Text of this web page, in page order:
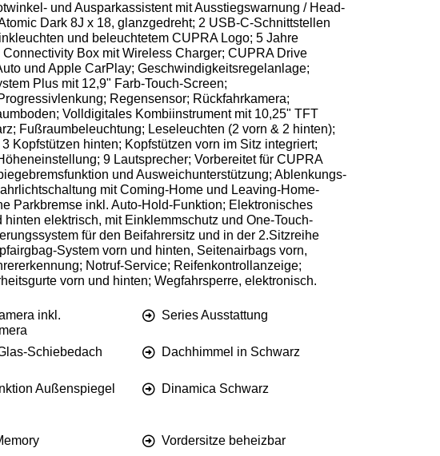
und Ausparkassistent mit Ausstiegswarnung / Head-
Dark 8J x 18, glanzgedreht; 2 USB-C-Schnittstellen
und beleuchtetem CUPRA Logo; 5 Jahre
Box mit Wireless Charger; CUPRA Drive
und Apple CarPlay; Geschwindigkeitsregelanlage;
Plus mit 12,9" Farb-Touch-Screen;
Regensensor; Rückfahrkamera;
Volldigitales Kombiinstrument mit 10,25" TFT
Fußraumbeleuchtung; Leseleuchten (2 vorn & 2 hinten);
Kopfstützen hinten; Kopfstützen vorn im Sitz integriert;
9 Lautsprecher; Vorbereitet für CUPRA
und Ausweichunterstützung; Ablenkungs-
mit Coming-Home und Leaving-Home-
Parkbremse inkl. Auto-Hold-Funktion; Elektronisches
elektrisch, mit Einklemmschutz und One-Touch-
für den Beifahrersitz und in der 2.Sitzreihe
System vorn und hinten, Seitenairbags vorn,
Notruf-Service; Reifenkontrollanzeige;
vorn und hinten; Wegfahrsperre, elektronisch.
inkl.
Series Ausstattung
Schiebedach Dachhimmel in Schwarz
Außenspiegel Dinamica Schwarz
Vordersitze beheizbar